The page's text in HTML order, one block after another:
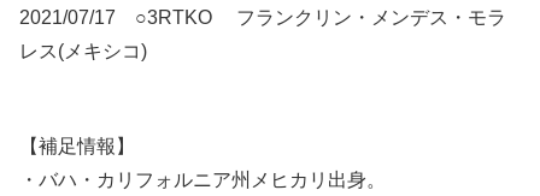
2021/07/17 ○3RTKO フランクリン・メンデス・モラ
レス(メキシコ)
【補足情報】
・バハ・カリフォルニア州メヒカリ出身。